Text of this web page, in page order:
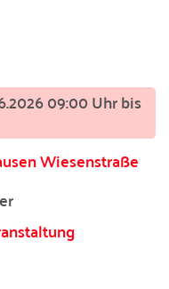
09:00 Uhr bis
Wiesenstraße